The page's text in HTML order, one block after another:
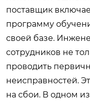
поставщик
программу
своей базе.
сотрудников не
проводить
неисправностей.
на сбои. В одном